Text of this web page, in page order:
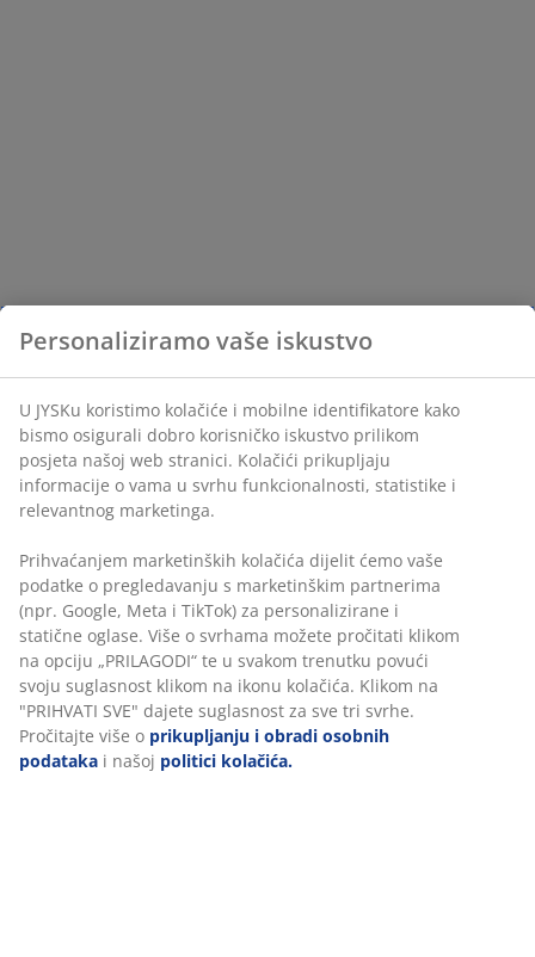
Personaliziramo vaše iskustvo
U JYSKu koristimo kolačiće i mobilne identifikatore kako
bismo osigurali dobro korisničko iskustvo prilikom
posjeta našoj web stranici. Kolačići prikupljaju
informacije o vama u svrhu funkcionalnosti, statistike i
relevantnog marketinga.
Prihvaćanjem marketinških kolačića dijelit ćemo vaše
podatke o pregledavanju s marketinškim partnerima
(npr. Google, Meta i TikTok) za personalizirane i
statične oglase. Više o svrhama možete pročitati klikom
na opciju „PRILAGODI“ te u svakom trenutku povući
svoju suglasnost klikom na ikonu kolačića. Klikom na
"PRIHVATI SVE" dajete suglasnost za sve tri svrhe.
Pročitajte više o prikupljanju i obradi osobnih
podataka i našoj politici kolačića.